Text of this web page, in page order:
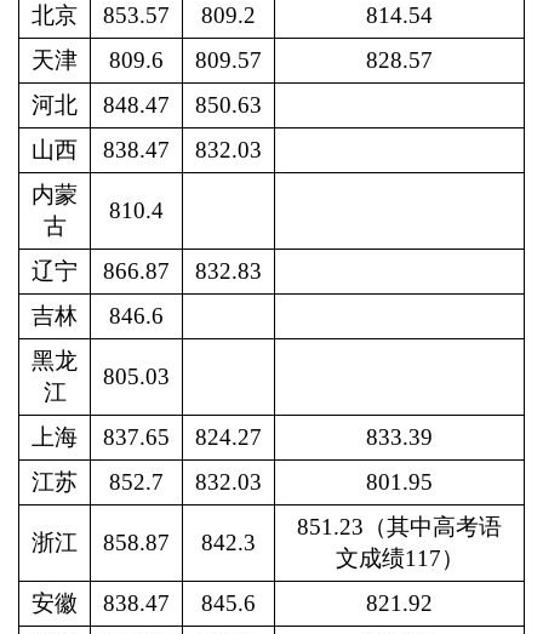
北京 853.57 809.2
814.54
天津
809.6 809.57
828.57
河北
848.47
850.63
山西
838.47
832.03
内蒙
古
810.4
辽宁 866.87
832.83
吉林
846.6
黑龙
江
805.03
上海 837.65 824.27
833.39
江苏
852.7 832.03 801.95
浙江 858.87 842.3
851.23（其中高考语
文成绩1 17）
安徽
838.47 845.6
821.92